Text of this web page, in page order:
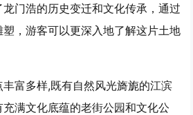
门浩的历史变迁和文化传承，通过
，游客可以更深入地了解这片土地
富多样,既有自然风光旖旎的江滨
满文化底蕴的老街公园和文化公